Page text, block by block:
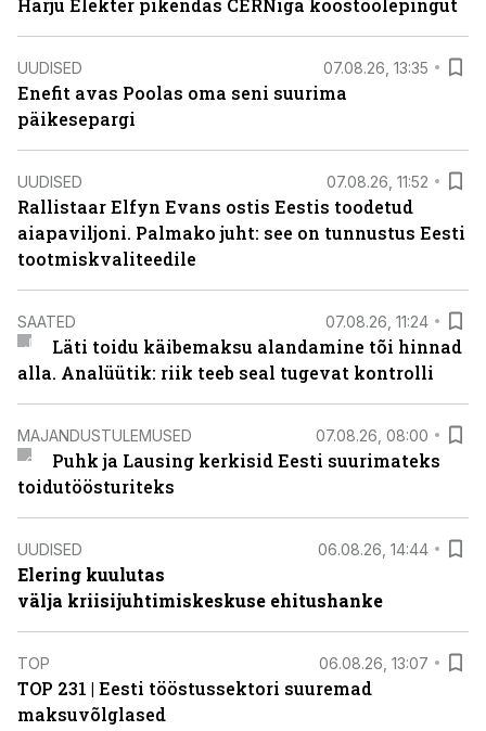
Harju Elekter pikendas CERNiga koostöölepingut
UUDISED 07.08.26, 13:35
Enefit avas Poolas oma seni suurima
päikesepargi
UUDISED 07.08.26, 11:52
Rallistaar Elfyn Evans ostis Eestis toodetud
aiapaviljoni. Palmako juht: see on tunnustus Eesti
tootmiskvaliteedile
SAATED 07.08.26, 11:24
Läti toidu käibemaksu alandamine tõi hinnad
alla. Analüütik: riik teeb seal tugevat kontrolli
MAJANDUSTULEMUSED 07.08.26, 08:00
Puhk ja Lausing kerkisid Eesti suurimateks
toidutöösturiteks
UUDISED 06.08.26, 14:44
Elering kuulutas
välja kriisijuhtimiskeskuse ehitushanke
TOP 06.08.26, 13:07
TOP 231 | Eesti tööstussektori suuremad
maksuvõlglased